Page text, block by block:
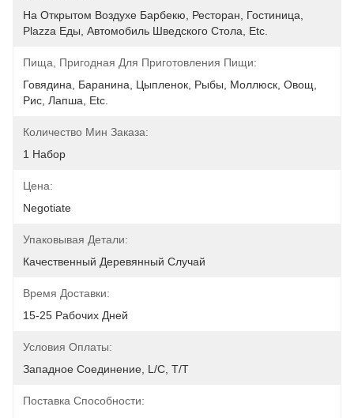
На Открытом Воздухе Барбекю, Ресторан, Гостиница,
Plazza Еды, Автомобиль Шведского Стола, Etc.
Пища, Пригодная Для Приготовления Пищи:
Говядина, Баранина, Цыпленок, Рыбы, Моллюск, Овощ,
Рис, Лапша, Etc.
Количество Мин Заказа:
1 Набор
Цена:
Negotiate
Упаковывая Детали:
Качественный Деревянный Случай
Время Доставки:
15-25 Рабочих Дней
Условия Оплаты:
Западное Соединение, L/C, T/T
Поставка Способности: